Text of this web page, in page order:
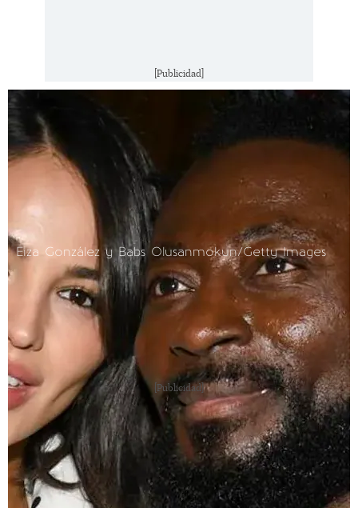
[Publicidad]
Eiza González y Babs Olusanmokun/Getty Images
[Publicidad]